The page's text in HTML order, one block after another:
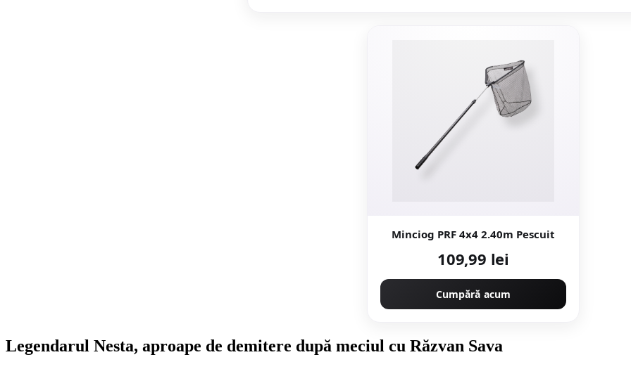
Minciog PRF 4x4 2.40m Pescuit
109,99 lei
Cumpără acum
Legendarul Nesta, aproape de demitere după meciul cu Răzvan Sava